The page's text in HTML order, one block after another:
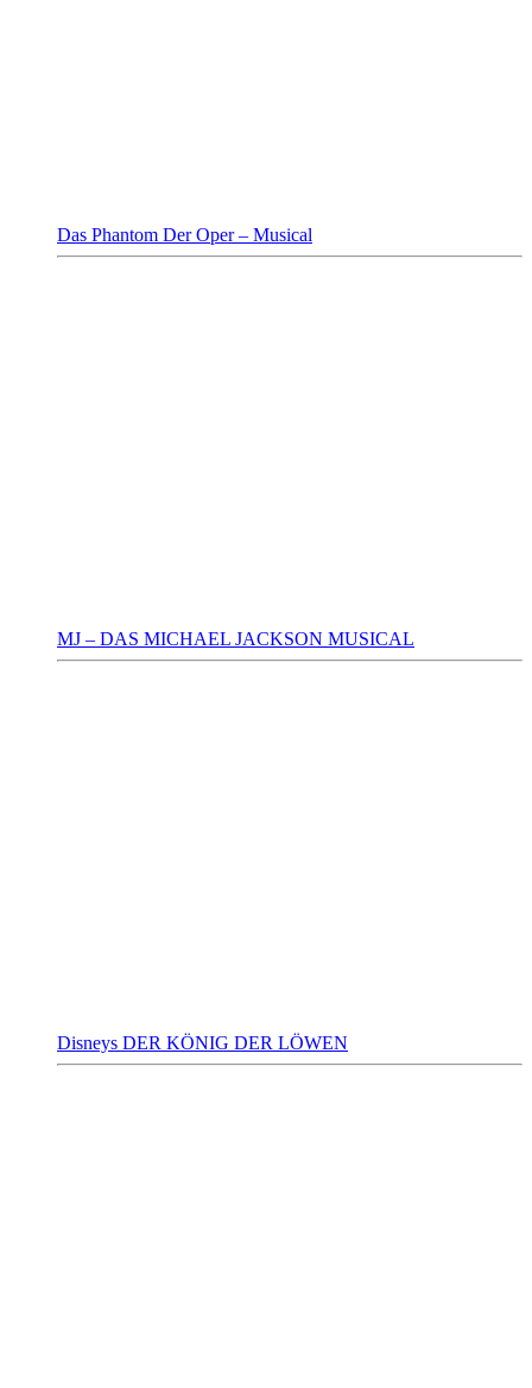
Das Phantom Der Oper – Musical
MJ – DAS MICHAEL JACKSON MUSICAL
Disneys DER KÖNIG DER LÖWEN